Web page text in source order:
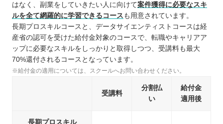
はなく、副業をしていきたい人に向けて案件獲得に必要なスキ
ルを全て網羅的に学習できるコース も用意されています。
長期プロスキルコースと、データサイエンティストコースは経
産省の認可を受けた給付金対象のコースで、転職やキャリアア
ップに必要なスキルをしっかりと取得しつつ、受講料も最大
70%還付されるコースとなっています。
※給付金の適用については、スクールへお問い合わせください。
受講料
分割払
い
給付金
適用後
長期プロスキル